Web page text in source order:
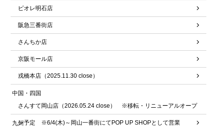
ピオレ明石店
阪急三番街店
さんちか店
京阪モール店
戎橋本店（2025.11.30 close）
中国・四国
さんすて岡山店（2026.05.24 close） ※移転・リニューアルオープ
ン予定 ※6/4(木)～岡山一番街にてPOP UP SHOPとして営業
九州